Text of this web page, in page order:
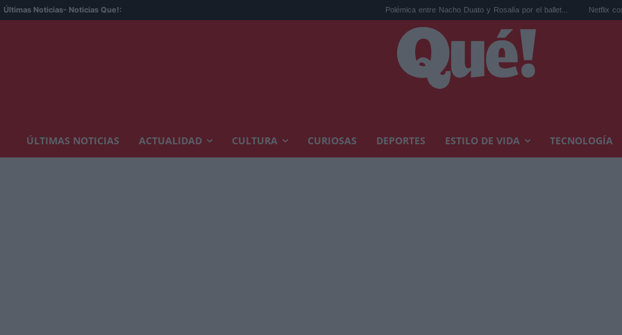
Últimas Noticias- Noticias Que!: Polémica entre Nacho Duato y Rosalía por el ballet... Netflix convierte 'La
ÚLTIMAS NOTICIAS ACTUALIDAD CULTURA CURIOSAS DEPORTES ESTILO DE VIDA TECNOLOGÍA